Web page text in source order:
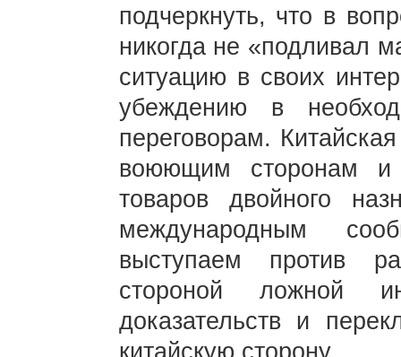
подчеркнуть, что в
никогда не «подливал
ситуацию в своих
убеждению в
переговорам.
воюющим сторонам и
товаров двойного
международным
выступаем против
стороной ложной
доказательств и
китайскую сторону.